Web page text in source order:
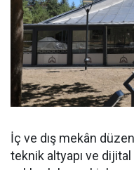
İç ve dış mekân
teknik altyapı ve